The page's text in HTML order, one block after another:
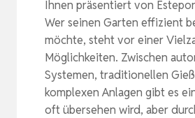
Ihnen präsentiert von
Wer seinen Garten effizient
möchte, steht vor einer
Möglichkeiten. Zwischen
Systemen, traditionellen
komplexen Anlagen gibt es
oft übersehen wird, aber